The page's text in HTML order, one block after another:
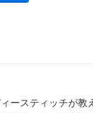
ースティッチが教